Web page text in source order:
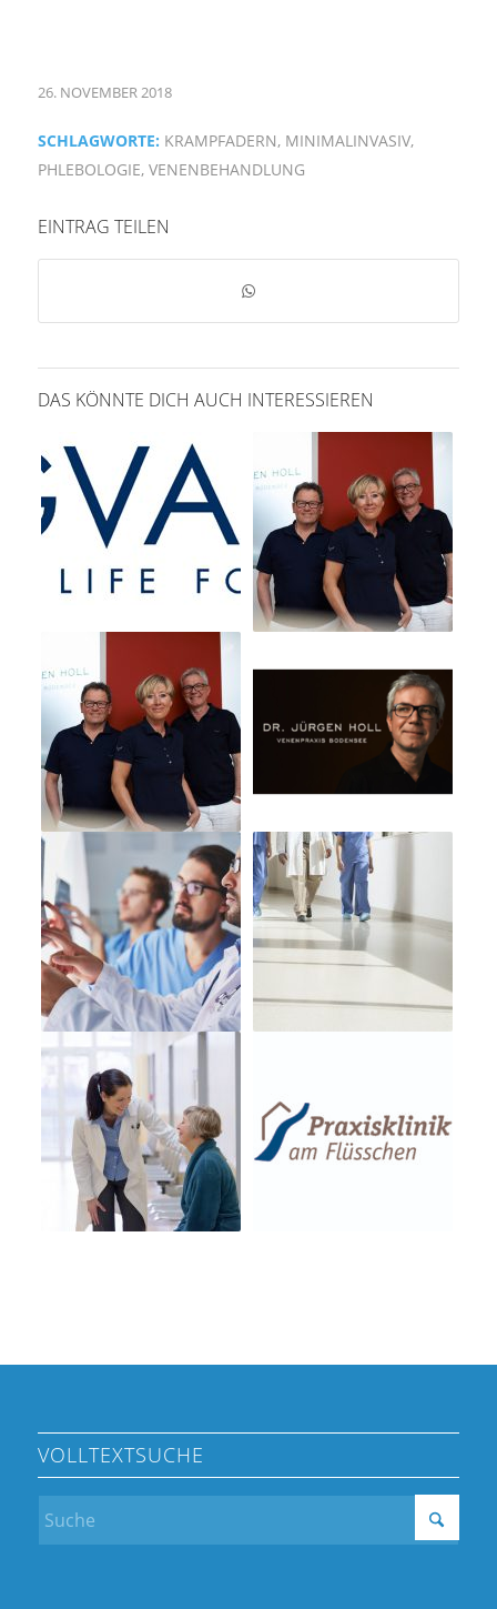
26. NOVEMBER 2018
SCHLAGWORTE: KRAMPFADERN, MINIMALINVASIV,
PHLEBOLOGIE, VENENBEHANDLUNG
EINTRAG TEILEN
DAS KÖNNTE DICH AUCH INTERESSIEREN
VOLLTEXTSUCHE